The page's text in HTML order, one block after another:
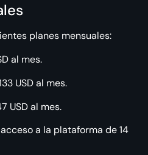
planes mensuales:
al mes.
USD al mes.
USD al mes.
a la plataforma de 14